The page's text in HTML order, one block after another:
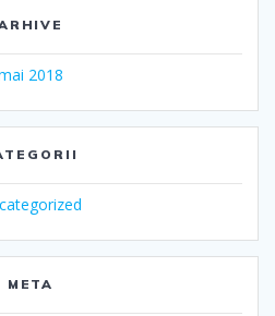
2018
META